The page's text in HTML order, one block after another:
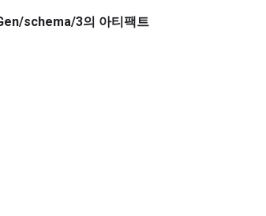
schema/3의 아티팩트